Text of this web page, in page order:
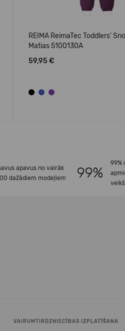
REIMA ReimaTec Toddlers'
Matias 5100130A
59,95 €
apavus no vairāk
dažādiem modeļiem
99%
VAIRUMTIRDZNIECĪBAS IZPLATĪŠANA